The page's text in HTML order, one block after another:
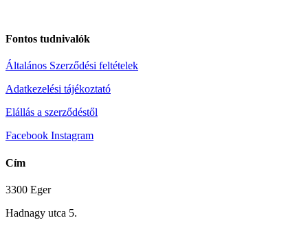
Fontos tudnivalók
Általános Szerződési feltételek
Adatkezelési tájékoztató
Elállás a szerződéstől
Facebook Instagram
Cím
3300 Eger
Hadnagy utca 5.